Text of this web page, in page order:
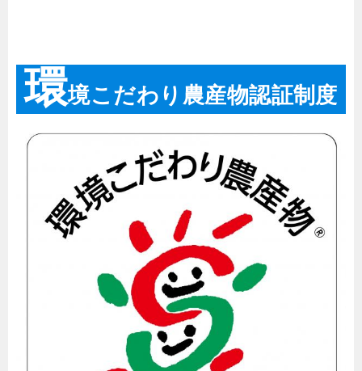
環境こだわり農産物認証制度